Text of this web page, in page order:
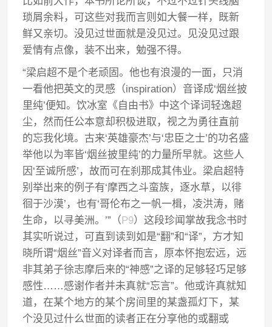
琐屑余料，可这些对我而言则如大餐一样，既新
鲜又亲切。没见过世面就是没见过。见没见过跟
爱情有点像，装不出来，勉强不得。
“梁启超不是个老顽固。他也有浪漫的一面，只消
一看他把英文的灵感（inspiration）音译成‘烟丝披
里纯’便知。饮冰室《自由书》中这个译词轻逸超
尘，然而任公本意却积极进取，视之为勇往直前
的忘我化境。古来‘英雄豪杰’与‘忠臣之士’的功名盛
举他以为率皆‘烟丝披里纯’的力量所早就。这些人
因‘至诚所感’，故而可在刹那成其伟业。梁启超特
别举出来的例子有‘摩西之斗蛮族，逐水草，以徘
徊于沙漠’，也有‘哥伦布之一帆一楫，凌洪涛，赌
生命，以寻美洲。’”（P9）这段珍闻掌故我念书时
其实听说过，可直到读到如是“翻”和“译”，方才知
晓所谓“烟丝”音义对译者而言，原本怀抱宏远，远
非其弟子徐志摩后来的“神感”之译的足够轻巧足够
感性……感谢作者并未真就“忘言”。他或许真就知
道，在某个地方的某个房间里的某盏孤灯下，某
个没见过什么世面的读者正在分享他的或翻或